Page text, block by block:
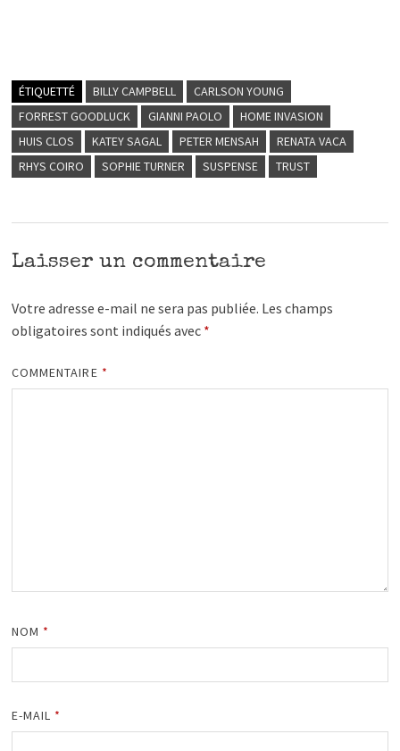
ÉTIQUETTÉ BILLY CAMPBELL
CARLSON YOUNG
FORREST GOODLUCK
GIANNI PAOLO
HOME INVASION
HUIS CLOS
KATEY SAGAL PETER MENSAH
RENATA VACA
RHYS COIRO
SOPHIE TURNER SUSPENSE TRUST
Laisser un commentaire
Votre adresse e-mail ne sera pas publiée. Les champs
obligatoires sont indiqués avec *
COMMENTAIRE *
NOM *
E-MAIL *